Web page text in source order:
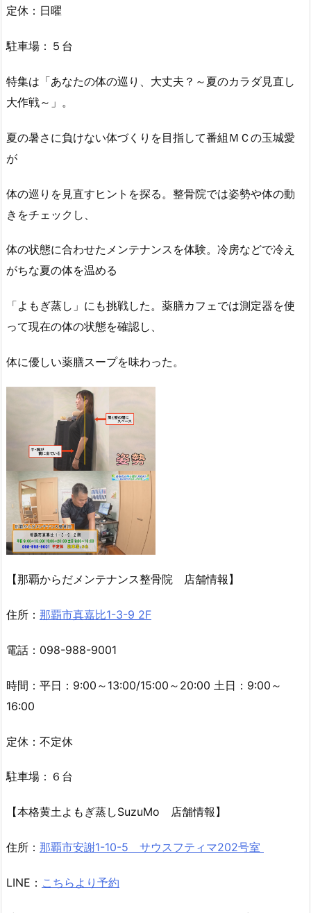
定休：日曜
駐車場：５台
特集は「あなたの体の巡り、大丈夫？～夏のカラダ見直し
大作戦～」。
夏の暑さに負けない体づくりを目指して番組ＭＣの玉城愛
が
体の巡りを見直すヒントを探る。整骨院では姿勢や体の動
きをチェックし、
体の状態に合わせたメンテナンスを体験。冷房などで冷え
がちな夏の体を温める
「よもぎ蒸し」にも挑戦した。薬膳カフェでは測定器を使
って現在の体の状態を確認し、
体に優しい薬膳スープを味わった。
住所：
電話：098-988-9001
時間：平日：9:00～13:00/15:00～20:00 土日：9:00～